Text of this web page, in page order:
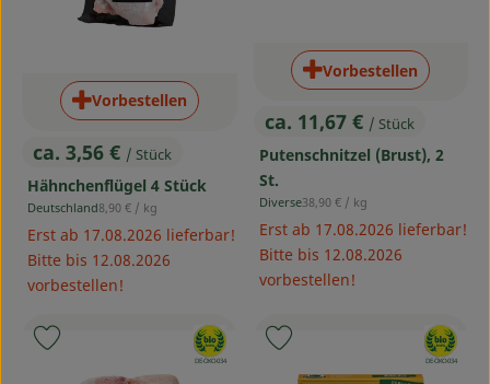
, Preis:
ca. 3,56 € / Stück
Hähnchenflügel 4 Stück
, Herkunft:
Deutschland, Referenzpreis:
8,90 € / kg
Erst ab 17.08.2026 lieferbar!
Bitte bis 12.08.2026
vorbestellen!
Vorbestellen
, Preis:
ca. 11,67 € / Stück
Putenschnitzel (Brust), 2
St.
, Herkunft:
Diverse, Referenzpreis:
38,90 € / kg
Erst ab 17.08.2026 lieferbar!
Bitte bis 12.08.2026
vorbestellen!
Vorbestellen
, Verband:
, Kontrollstelle:
DE-ÖKO-034
Produkt zu Favouriten hinzufügen
, Verband:
, Kontrollstelle:
DE-ÖKO-034
Produkt zu Favouriten